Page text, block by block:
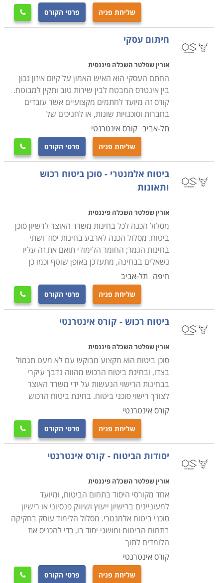
שליחת פניה פרטי הקורס 
חיתום עסקי
אורין שפלטר השכלה פיננסית
החתם העסקי הוא האיש האמון על קיום איזון נכון
בין אינטרס המבטח לבין שירות טוב ותקין למבוטח.
קורס זה מיועד לחתמים מקצועיים אשר עובדים
בחברות וסוכנויות שונות, או לחניכים של
תל-אביב קורס אינטרנטי
שליחת פניה פרטי הקורס 
ביטוח אלמנטרי - סוכן ביטוח רכוש
ותאונות
אורין שפלטר השכלה פיננסית
מסלול הכנה לכל בחינות משרד האוצר לרשיון סוכן
ביטוח. מסלול הכנה לארבע בחינות יסוד ושתי
בחינות הגמר; החומר הלימודי תואם את זה עליו
נשאלים בבחינה, מתעדכן באופן שוטף וכמו כן
חיפה תל-אביב
שליחת פניה פרטי הקורס 
ביטוח רכוש - קורס אינטרנטי
אורין שפלטר השכלה פיננסית
סוכן ביטוח הוא מקצוע מבוקש עם לא מעט תגמול
בצדו, ובחינת ביטוח הרכוש מהווה נדבך עיקרי
בבחינות הרישוי הנעשות על ידי משרד האוצר
לצורך רישוי סוכני ביטוח. בחינת ביטוח הרכוש
קורס אינטרנטי
שליחת פניה פרטי הקורס 
יסודות הביטוח - קורס אינטרנטי
אורין שפלטר השכלה פיננסית
אחד מקורסי היסוד בתחום הביטוח, ומיועד
למעוניינים ברישיון ייעוץ ושיווק פנסיוני או רישיון
סוכני ביטוח אלמנטרי. מסלול הלימוד עוסק בחקיקה
בתחום הביטוח ומושגי יסוד בו, כדי להכניס את
הלומדים לתוך
קורס אינטרנטי
שליחת פניה פרטי הקורס 